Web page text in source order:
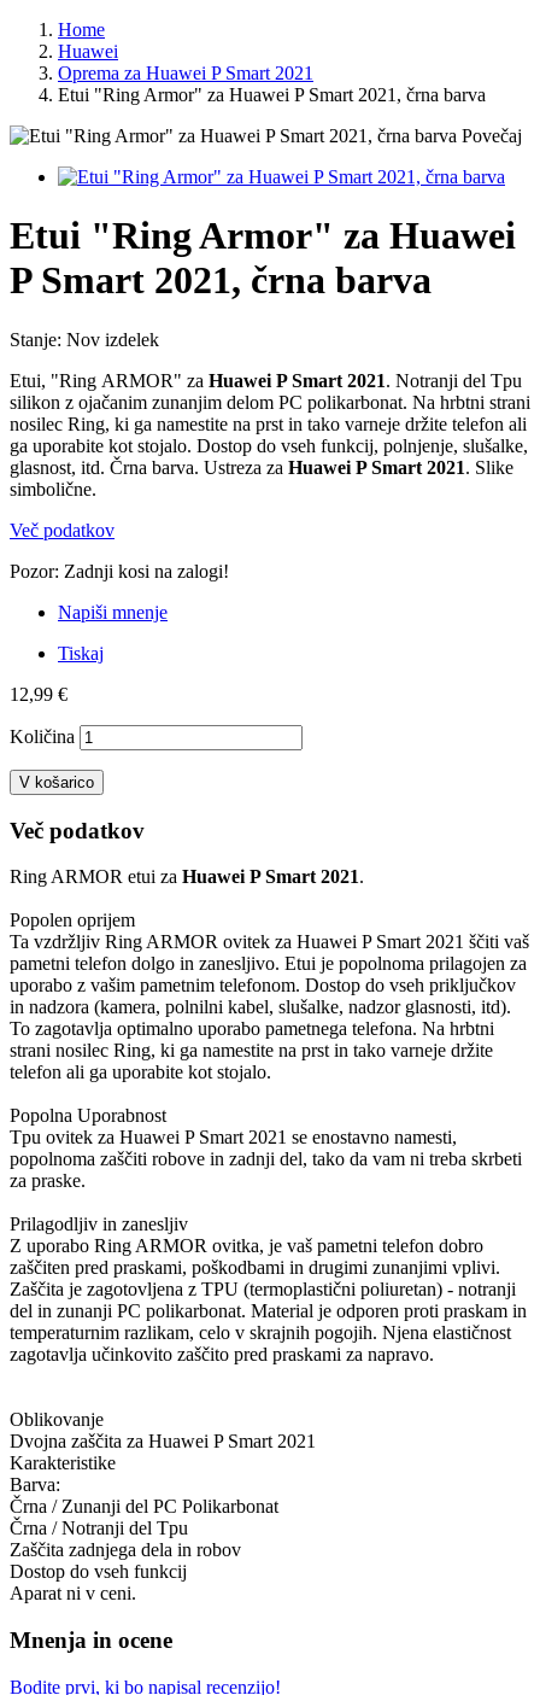
Home
Huawei
Oprema za Huawei P Smart 2021
Etui "Ring Armor" za Huawei P Smart 2021, črna barva
Povečaj
Etui "Ring Armor" za Huawei
P Smart 2021, črna barva
Stanje: Nov izdelek
Etui, "Ring ARMOR" za Huawei P Smart 2021. Notranji del Tpu
silikon z ojačanim zunanjim delom PC polikarbonat. Na hrbtni strani
nosilec Ring, ki ga namestite na prst in tako varneje držite telefon ali
ga uporabite kot stojalo. Dostop do vseh funkcij, polnjenje, slušalke,
glasnost, itd. Črna barva. Ustreza za Huawei P Smart 2021. Slike
simbolične.
Več podatkov
Pozor: Zadnji kosi na zalogi!
Napiši mnenje
Tiskaj
12,99 €
Količina
V košarico
Več podatkov
Ring ARMOR etui za Huawei P Smart 2021.
Popolen oprijem
Ta vzdržljiv Ring ARMOR ovitek za Huawei P Smart 2021 ščiti vaš
pametni telefon dolgo in zanesljivo. Etui je popolnoma prilagojen za
uporabo z vašim pametnim telefonom. Dostop do vseh priključkov
in nadzora (kamera, polnilni kabel, slušalke, nadzor glasnosti, itd).
To zagotavlja optimalno uporabo pametnega telefona. Na hrbtni
strani nosilec Ring, ki ga namestite na prst in tako varneje držite
telefon ali ga uporabite kot stojalo.
Popolna Uporabnost
Tpu ovitek za Huawei P Smart 2021 se enostavno namesti,
popolnoma zaščiti robove in zadnji del, tako da vam ni treba skrbeti
za praske.
Prilagodljiv in zanesljiv
Z uporabo Ring ARMOR ovitka, je vaš pametni telefon dobro
zaščiten pred praskami, poškodbami in drugimi zunanjimi vplivi.
Zaščita je zagotovljena z TPU (termoplastični poliuretan) - notranji
del in zunanji PC polikarbonat. Material je odporen proti praskam in
temperaturnim razlikam, celo v skrajnih pogojih. Njena elastičnost
zagotavlja učinkovito zaščito pred praskami za napravo.
Oblikovanje
Dvojna zaščita za Huawei P Smart 2021
Karakteristike
Barva:
Črna / Zunanji del PC Polikarbonat
Črna / Notranji del Tpu
Zaščita zadnjega dela in robov
Dostop do vseh funkcij
Aparat ni v ceni.
Mnenja in ocene
Bodite prvi, ki bo napisal recenzijo!